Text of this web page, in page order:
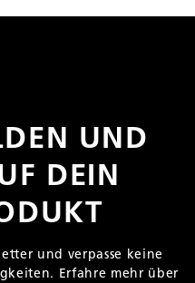
UND
DEIN
und verpasse keine
Erfahre mehr über